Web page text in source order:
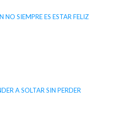
NO SIEMPRE ES ESTAR FELIZ
A SOLTAR SIN PERDER